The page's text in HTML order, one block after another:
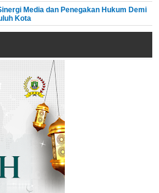
Media dan Penegakan Hukum Demi
Kota